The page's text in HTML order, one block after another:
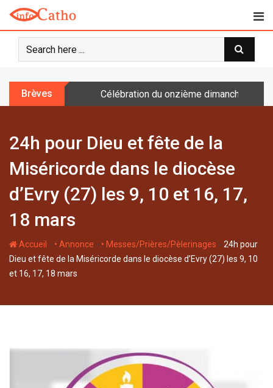
o
Brèves Célébration du onzième dimanche
24h pour Dieu et fête de la
Miséricorde dans le diocèse
d’Evry (27) les 9, 10 et 16, 17,
18 mars
Accueil - • Annonce - • Messes/Prières/Pèlerinages -24h pour
Dieu et fête de la Miséricorde dans le diocèse d’Evry (27) les 9, 10
et 16, 17, 18 mars